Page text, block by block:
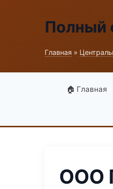
Полный
Главная »
🏠 Главная
ООО